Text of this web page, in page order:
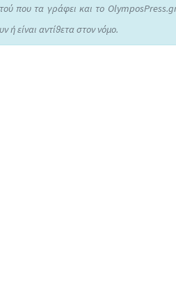
που τα γράφει και το
ή είναι αντίθετα στον νόμο.